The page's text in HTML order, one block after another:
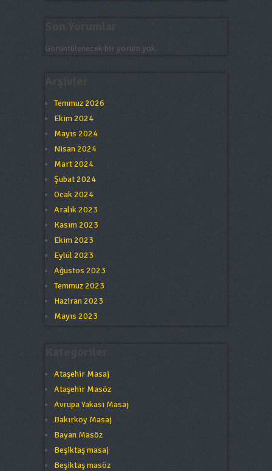
Görüntülenecek bir yorum yok.
Temmuz 2026
Ekim 2024
Mayıs 2024
Nisan 2024
Mart 2024
Şubat 2024
Ocak 2024
Aralık 2023
Kasım 2023
Ekim 2023
Eylül 2023
Ağustos 2023
Temmuz 2023
Haziran 2023
Mayıs 2023
Ataşehir Masaj
Ataşehir Masöz
Avrupa Yakası Masaj
Bakırköy Masaj
Bayan Masöz
Beşiktaş masaj
Beşiktaş masöz